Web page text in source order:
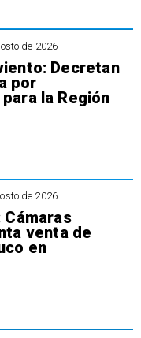
de 2026
Decretan
por
la Región
de 2026
venta de
en